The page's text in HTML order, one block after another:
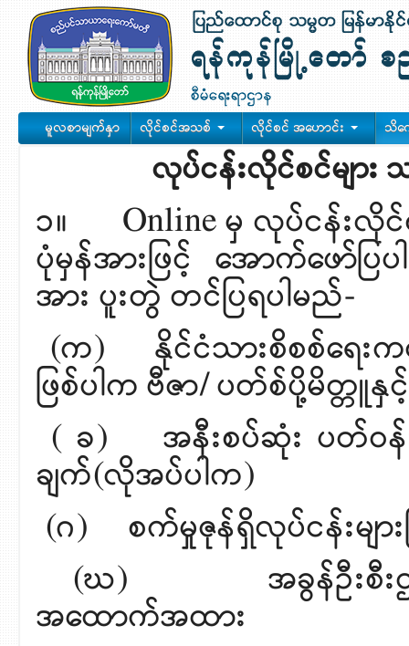
မူလစာမျက်နှာ လိုင်စင်အသစ် လိုင်စင် အဟောင်း သိက
လုပ်ငန်းလိုင်စင်မျာ
၁။ Online မှ လုပ်ငန်းလို
ပုံမှန်အားဖြင့် အောက်ဖော်ပြ
အား ပူးတွဲ တင်ပြရပါမည်-
(က) နိုင်ငံသားစိစစ်ရေးကတ်
ဖြစ်ပါက ဗီဇာ/ ပတ်စ်ပို့မိတ္
( ခ) အနီးစပ်ဆုံး ပတ်ဝန်
ချက်(လိုအပ်ပါက)
(ဂ) စက်မှုဇုန်ရှိလုပ်ငန်းမျာ
(ဃ) အခွန်ဦးစီးဌာန
အထောက်အထား